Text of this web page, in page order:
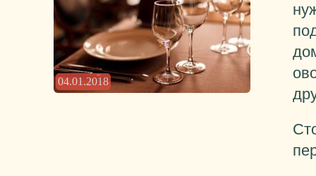
04.01.2018